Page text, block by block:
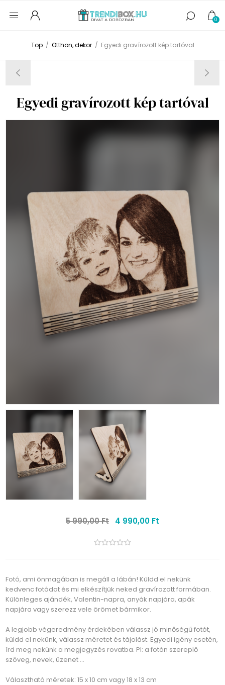
0
Top / Otthon, dekor / Egyedi gravírozott kép tartóval
Egyedi gravírozott kép tartóval
5 990,00 Ft 4 990,00 Ft
Fotó, ami önmagában is megáll a lábán! Küldd el nekünk
kedvenc fotódat és mi elkészítjük neked gravírozott formában.
Különleges ajándék, Valentin-napra, anyák napjára, apák
napjára vagy szerezz vele örömet bármikor.
A legjobb végeredmény érdekében válassz jó minőségű fotót,
küldd el nekünk, válassz méretet és tájolást. Egyedi igény esetén,
írd meg nekünk a megjegyzés rovatba. Pl: a fotón szereplő
szöveg, nevek, üzenet ...
Választható méretek: 15 x 10 cm vagy 18 x 13 cm